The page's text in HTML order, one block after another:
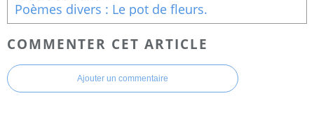
Poèmes divers : Le pot de fleurs.
COMMENTER CET ARTICLE
Ajouter un commentaire